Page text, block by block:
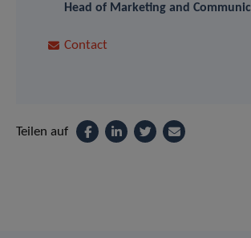
Head of Marketing and
Contact
Teilen auf